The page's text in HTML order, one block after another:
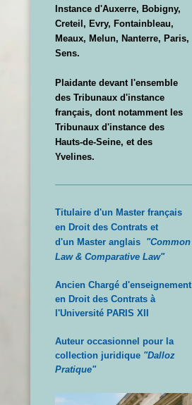
Instance d'Auxerre, Bobigny,
Creteil, Evry, Fontainbleau,
Meaux, Melun, Nanterre, Paris,
Sens.
Plaidante devant l'ensemble
des Tribunaux d'instance
français, dont notamment les
Tribunaux d'instance des
Hauts-de-Seine, et des
Yvelines.
Titulaire d'un Master français
en Droit des Contrats et
d'un Master anglais "Common
Law & Comparative Law"
Ancien Chargé d'enseignement
en Droit des Contrats à
l'Université PARIS XII
Auteur occasionnel pour la
collection juridique "Dalloz
Pratique"